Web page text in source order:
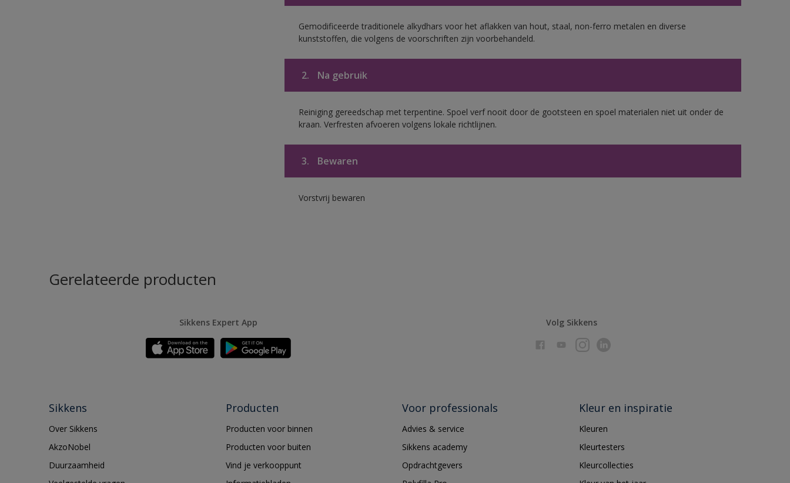
Gemodificeerde traditionele alkydhars voor het aflakken van hout, staal, non-ferro metalen en diverse
kunststoffen, die volgens de voorschriften zijn voorbehandeld.
2. Na gebruik
Reiniging gereedschap met terpentine. Spoel verf nooit door de gootsteen en spoel materialen niet uit onder de
kraan. Verfresten afvoeren volgens lokale richtlijnen.
3. Bewaren
Vorstvrij bewaren
Gerelateerde producten
Sikkens Expert App Volg Sikkens
Sikkens
Over Sikkens
AkzoNobel
Duurzaamheid
Producten
Producten voor binnen
Producten voor buiten
Vind je verkooppunt
Voor professionals
Advies & service
Sikkens academy
Opdrachtgevers
Kleur en inspiratie
Kleuren
Kleurtesters
Kleurcollecties